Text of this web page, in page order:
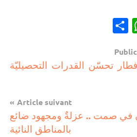
WhatsApp
تحسّن القدرات التحصيليّة
Article suivant
في صمت .. عزلةٌ ومجهود ضائع
بالمناطق النائية